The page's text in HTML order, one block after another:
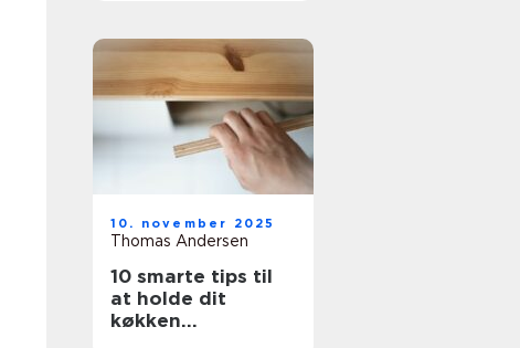
10. november 2025
Thomas Andersen
10 smarte tips til
at holde dit
køkken